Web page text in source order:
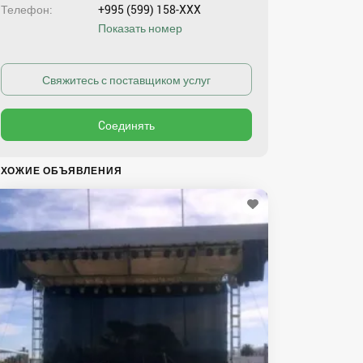
Телефон
+995 (599) 158-XXX
Показать номер
ОБЪЯВЛЕНИЯ